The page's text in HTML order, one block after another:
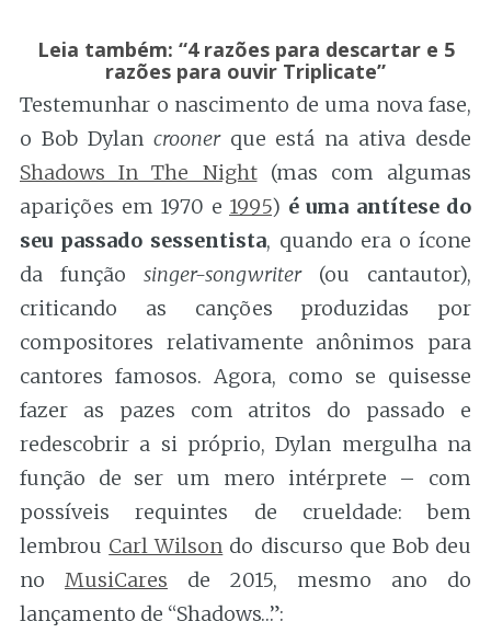
Leia também: “4 razões para descartar e 5
razões para ouvir Triplicate”
Testemunhar o nascimento de uma nova fase,
o Bob Dylan croonerque está na ativa desde
Shadows In The Night(mas com algumas
aparições em 1970 e 1995) é uma antítese do
seu passado sessentista, quando era o ícone
da função singer-songwriter(ou cantautor),
criticando as canções produzidas por
compositores relativamente anônimos para
cantores famosos. Agora, como se quisesse
fazer as pazes com atritos do passado e
redescobrir a si próprio, Dylan mergulha na
função de ser um mero intérprete – com
possíveis requintes de crueldade: bem
lembrou Carl Wilson do discurso que Bob deu
no MusiCares de 2015, mesmo ano do
lançamento de “Shadows…”: